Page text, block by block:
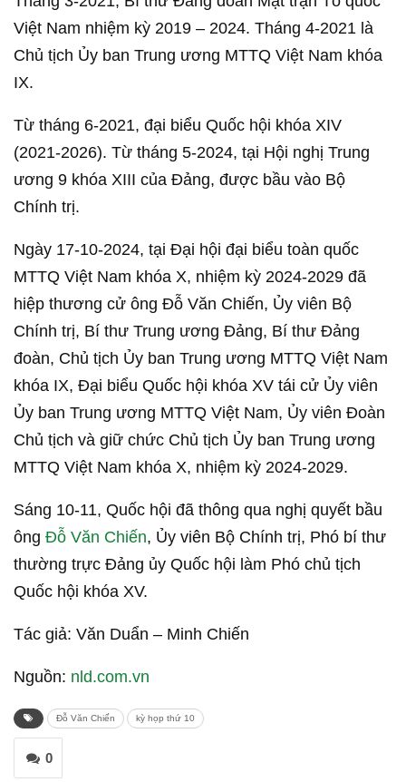
Việt Nam nhiệm kỳ 2019 – 2024. Tháng 4-2021 là
Chủ tịch Ủy ban Trung ương MTTQ Việt Nam khóa
IX.
Từ tháng 6-2021, đại biểu Quốc hội khóa XIV
(2021-2026). Từ tháng 5-2024, tại Hội nghị Trung
ương 9 khóa XIII của Đảng, được bầu vào Bộ
Chính trị.
Ngày 17-10-2024, tại Đại hội đại biểu toàn quốc
MTTQ Việt Nam khóa X, nhiệm kỳ 2024-2029 đã
hiệp thương cử ông Đỗ Văn Chiến, Ủy viên Bộ
Chính trị, Bí thư Trung ương Đảng, Bí thư Đảng
đoàn, Chủ tịch Ủy ban Trung ương MTTQ Việt Nam
khóa IX, Đại biểu Quốc hội khóa XV tái cử Ủy viên
Ủy ban Trung ương MTTQ Việt Nam, Ủy viên Đoàn
Chủ tịch và giữ chức Chủ tịch Ủy ban Trung ương
MTTQ Việt Nam khóa X, nhiệm kỳ 2024-2029.
Sáng 10-11, Quốc hội đã thông qua nghị quyết bầu
ông Đỗ Văn Chiến, Ủy viên Bộ Chính trị, Phó bí thư
thường trực Đảng ủy Quốc hội làm Phó chủ tịch
Quốc hội khóa XV.
Tác giả: Văn Duẩn – Minh Chiến
Nguồn: nld.com.vn
Đỗ Văn Chiến kỳ họp thứ 10
0